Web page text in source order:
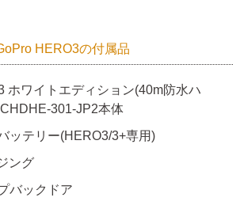
HERO3の付属品
ホワイトエディション(40m防水ハ
301-JP2本体
ッテリー(HERO3/3+専用)
ング
バックドア